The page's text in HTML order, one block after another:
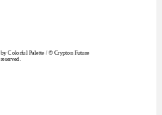
Colorful Palette / © Crypton Future